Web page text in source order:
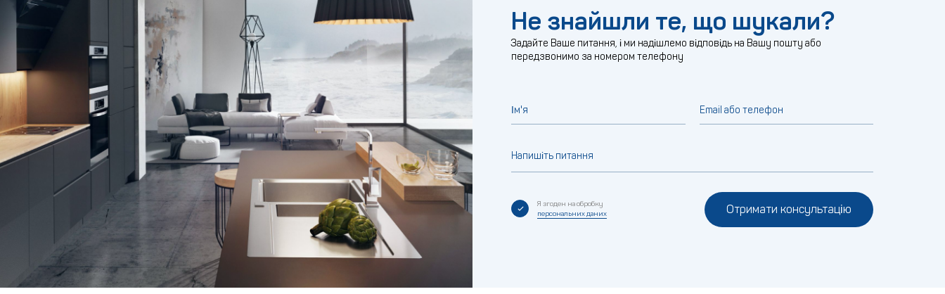
Не знайшли те, що шукали?
Задайте Ваше питання, і ми надішлемо відповідь на Вашу пошту або
передзвонимо за номером телефону
Ім'я Email або телефон
Напишіть питання
Я згоден на обробку
персональних даних
Отримати консультацію